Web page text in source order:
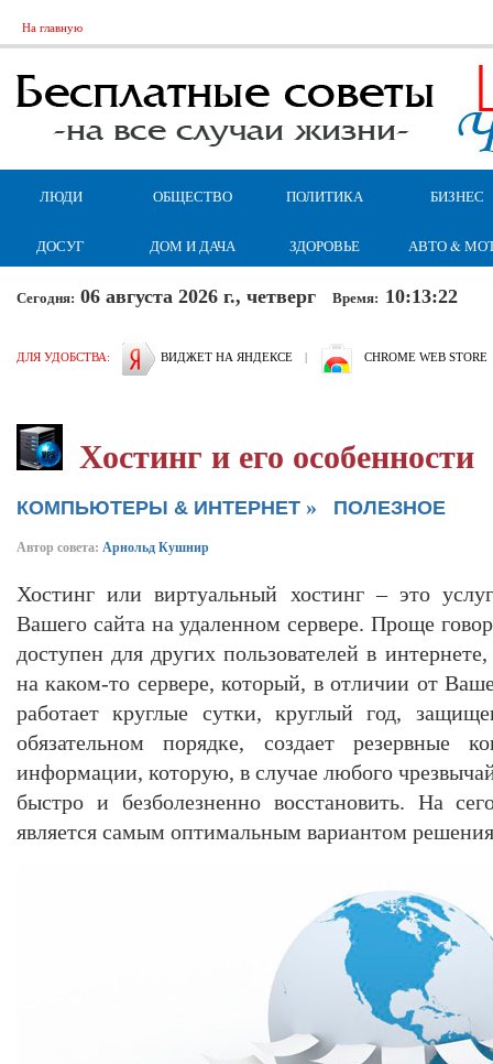
На главную
ЛЮДИ ОБЩЕСТВО ПОЛИТИКА БИЗНЕС
ДОСУГ ДОМ И ДАЧА ЗДОРОВЬЕ АВТО &
Сегодня: 06 августа 2026 г., четверг Время: 10:13:22
ДЛЯ УДОБСТВА: ВИДЖЕТ НА ЯНДЕКСЕ | CHROME WEB STORE
Хостинг и его особенности
КОМПЬЮТЕРЫ & ИНТЕРНЕТ » ПОЛЕЗНОЕ
Автор совета: Арнольд Кушнир
Хостинг или виртуальный хостинг – это
Вашего сайта на удаленном сервере. Проще
доступен для других пользователей в
на каком-то сервере, который, в отличии от
работает круглые сутки, круглый год,
обязательном порядке, создает резервные
информации, которую, в случае любого
быстро и безболезненно восстановить. На
является самым оптимальным вариантом